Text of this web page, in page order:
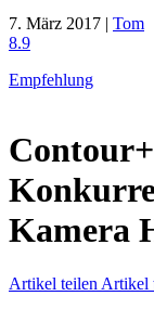
7. März 2017 | Tom
8.9
Empfehlung
Kamera
Artikel teilen Artikel